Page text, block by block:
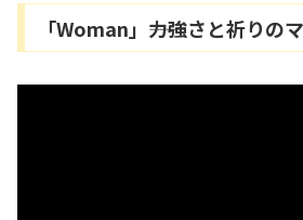
「Woman」――力強さと祈りの